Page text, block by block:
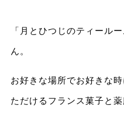
「月とひつじのティール
ん。
お好きな場所でお好きな
ただけるフランス菓子と